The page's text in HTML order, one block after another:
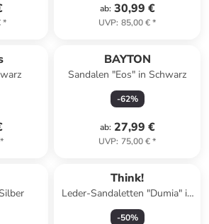
*
ab: 30,99 €
UVP: 85,00 €*
*
BAYTON
Sandalen "Eos" in Schwarz
-62%
ab: 27,99 €
UVP: 75,00 €*
Think!
Leder-Sandaletten "Dumia" in
Hellbraun/ Grün
-50%